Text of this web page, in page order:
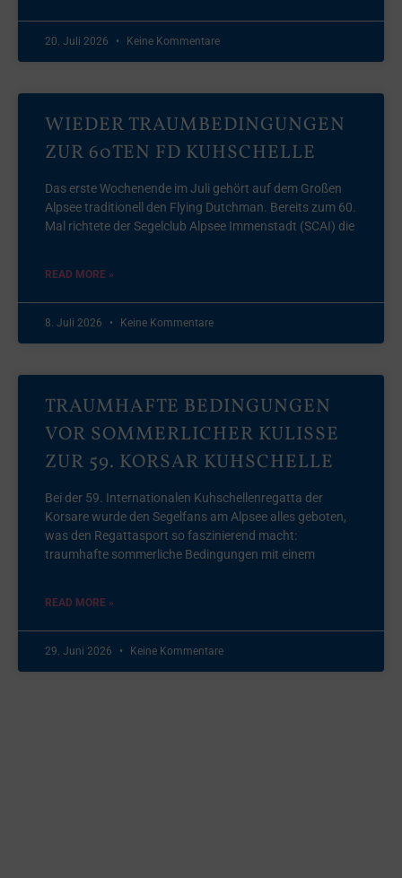
20. Juli 2026 Keine Kommentare
WIEDER TRAUMBEDINGUNGEN
ZUR 60TEN FD KUHSCHELLE
Das erste Wochenende im Juli gehört auf dem Großen
Alpsee traditionell den Flying Dutchman. Bereits zum 60.
Mal richtete der Segelclub Alpsee Immenstadt (SCAI) die
READ MORE »
8. Juli 2026 Keine Kommentare
TRAUMHAFTE BEDINGUNGEN
VOR SOMMERLICHER KULISSE
ZUR 59. KORSAR KUHSCHELLE
Bei der 59. Internationalen Kuhschellenregatta der
Korsare wurde den Segelfans am Alpsee alles geboten,
was den Regattasport so faszinierend macht:
traumhafte sommerliche Bedingungen mit einem
READ MORE »
29. Juni 2026 Keine Kommentare